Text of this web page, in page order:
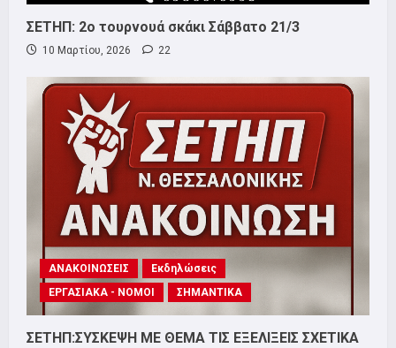
ΣΕΤΗΠ: 2ο τουρνουά σκάκι Σάββατο 21/3
10 Μαρτίου, 2026 22
ΑΝΑΚΟΙΝΩΣΕΙΣ
Εκδηλώσεις
ΕΡΓΑΣΙΑΚΑ - ΝΟΜΟΙ
ΣΗΜΑΝΤΙΚΑ
ΣΕΤΗΠ:ΣΥΣΚΕΨΗ ΜΕ ΘΕΜΑ ΤΙΣ ΕΞΕΛΙΞΕΙΣ ΣΧΕΤΙΚΑ